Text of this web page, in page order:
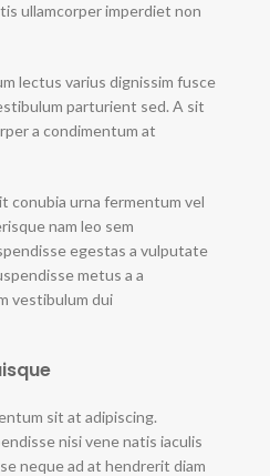
ullamcorper imperdiet non
lectus varius dignissim fusce
parturient sed. A sit
a condimentum at
conubia urna fermentum vel
nam leo sem
egestas a vulputate
metus a a
vestibulum dui
sit at adipiscing.
nisi vene natis iaculis
neque ad at hendrerit diam